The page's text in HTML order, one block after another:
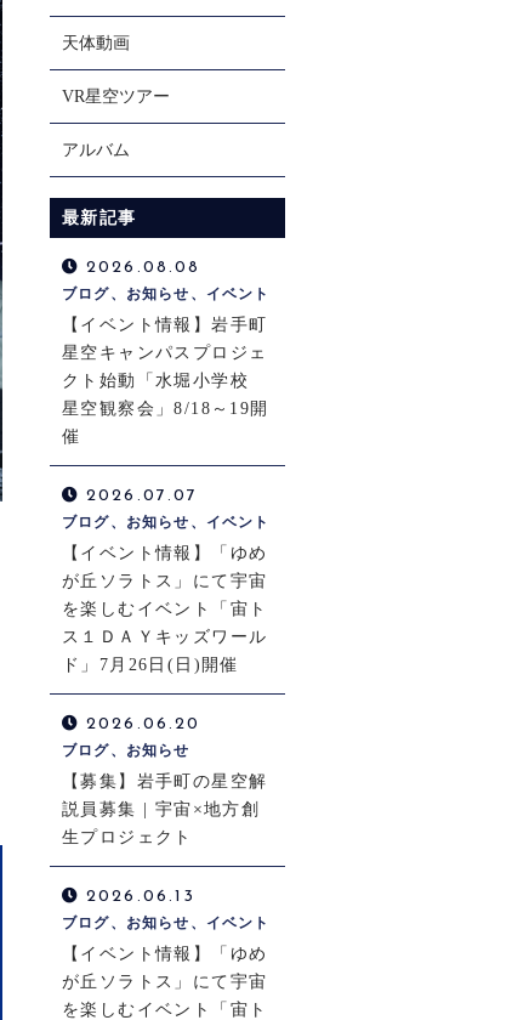
天体動画
VR星空ツアー
アルバム
最新記事
2026.08.08
ブログ、お知らせ、イベント
【イベント情報】岩手町
星空キャンパスプロジェ
クト始動「水堀小学校
星空観察会」8/18～19開
催
2026.07.07
ブログ、お知らせ、イベント
【イベント情報】「ゆめ
が丘ソラトス」にて宇宙
を楽しむイベント「宙ト
ス１ＤＡＹキッズワール
ド」7月26日(日)開催
2026.06.20
ブログ、お知らせ
【募集】岩手町の星空解
説員募集 | 宇宙×地方創
生プロジェクト
2026.06.13
ブログ、お知らせ、イベント
【イベント情報】「ゆめ
が丘ソラトス」にて宇宙
を楽しむイベント「宙ト